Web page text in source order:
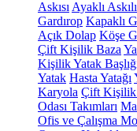
Askısı Ayaklı
Gardırop Kapaklı
Açık Dolap Köşe
Çift Kişilik Baza
Kişilik Yatak
Yatak Hasta Yatağı
Karyola Çift Kişilik
Odası Takımları
Ofis ve Çalışma